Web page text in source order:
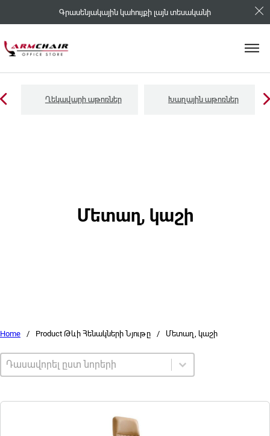
Գրասենյակային կահույքի լայն տեսականի
Ղեկավարի աթոռներ Խաղային աթոռներ
Մետաղ, կաշի
Home / Product Թևի Հենակների Նյութը / Մետաղ, կաշի
Sort by
Sort content